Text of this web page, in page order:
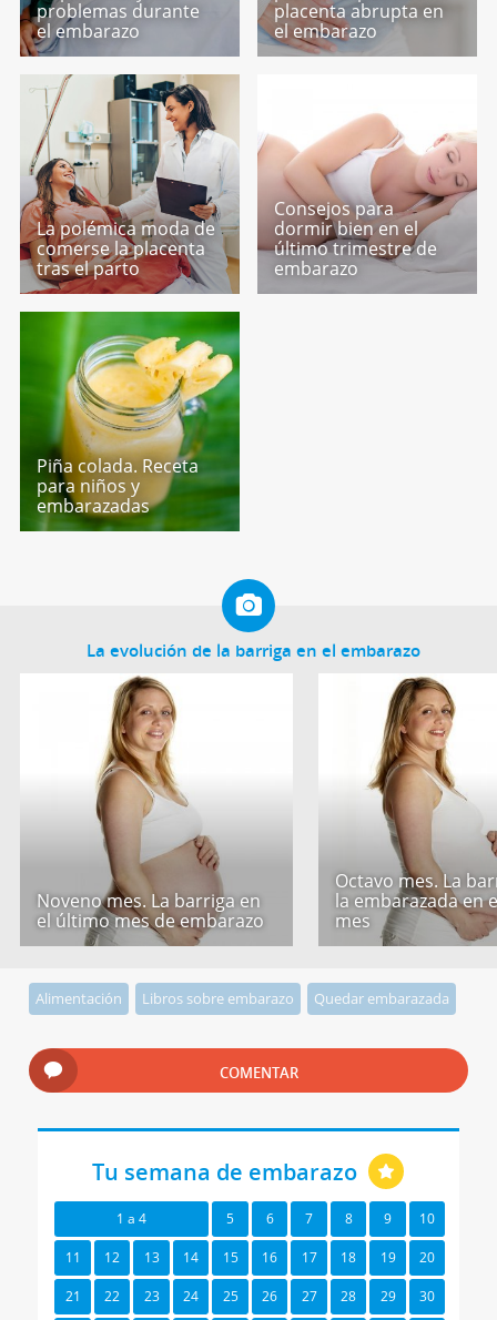
problemas durante
el embarazo
placenta abrupta en
el embarazo
La polémica moda de
comerse la placenta
tras el parto
Consejos para
dormir bien en el
último trimestre de
embarazo
Piña colada. Receta
para niños y
embarazadas
La evolución de la barriga en el embarazo
Noveno mes. La barriga en
el último mes de embarazo
Octavo mes. La
la embarazada en
mes
Alimentación Libros sobre embarazo Quedar embarazada
COMENTAR
Tu semana de embarazo
1 a 4 5 6 7 8 9 10
11 12 13 14 15 16 17 18 19 20
21 22 23 24 25 26 27 28 29 30